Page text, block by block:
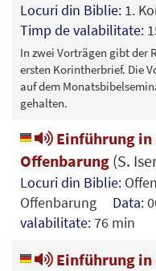
Locuri din Biblie: 1.
Timp de valabilitate:
In zwei Vorträgen gibt der
ersten Korintherbrief. Die
auf dem
gehalten.
Einführung in
Offenbarung (S.
Locuri din Biblie:
Offenbarung Data:
valabilitate:76 min
Einführung